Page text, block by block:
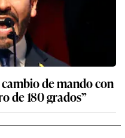
de mando con
de 180 grados”